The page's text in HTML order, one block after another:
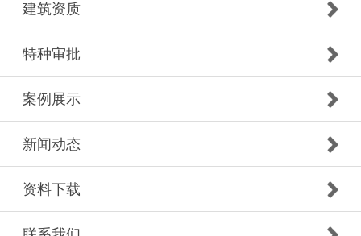
建筑资质
特种审批
案例展示
新闻动态
资料下载